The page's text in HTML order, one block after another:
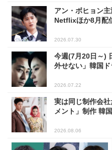
アン・ボヒョン
Netflixほか8月配
2026.07.30
今週(7月20日～)
外せない」韓国
2026.07.22
実は同じ制作会
メント」制作 韓
2026.08.06